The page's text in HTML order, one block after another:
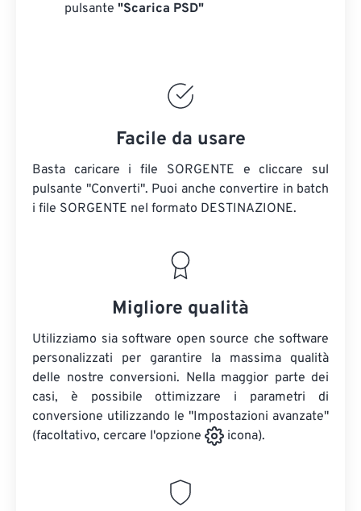
pulsante "Scarica PSD"
Facile da usare
Basta caricare i file SORGENTE e cliccare sul
pulsante "Converti". Puoi anche convertire in batch
i file SORGENTE nel formato DESTINAZIONE.
Migliore qualità
Utilizziamo sia software open source che software
personalizzati per garantire la massima qualità
delle nostre conversioni. Nella maggior parte dei
casi, è possibile ottimizzare i parametri di
conversione utilizzando le "Impostazioni avanzate"
(facoltativo, cercare l'opzione
icona).